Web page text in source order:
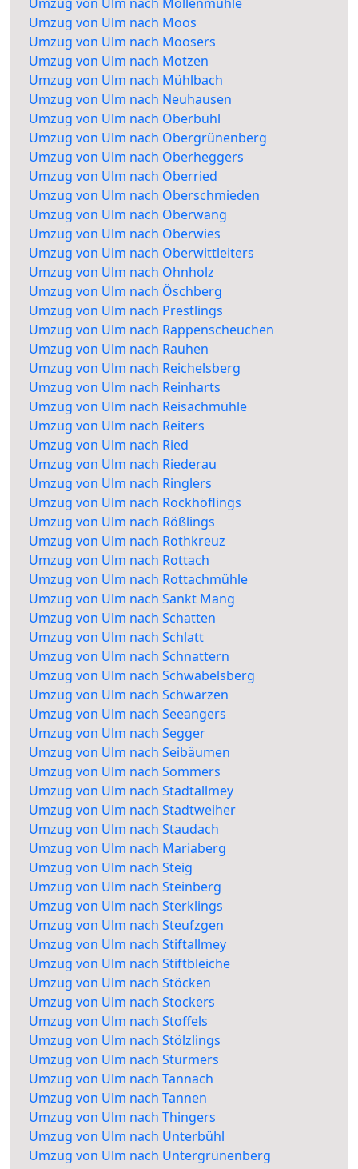
Umzug von Ulm nach Moos
Umzug von Ulm nach Moosers
Umzug von Ulm nach Motzen
Umzug von Ulm nach Mühlbach
Umzug von Ulm nach Neuhausen
Umzug von Ulm nach Oberbühl
Umzug von Ulm nach Obergrünenberg
Umzug von Ulm nach Oberheggers
Umzug von Ulm nach Oberried
Umzug von Ulm nach Oberschmieden
Umzug von Ulm nach Oberwang
Umzug von Ulm nach Oberwies
Umzug von Ulm nach Oberwittleiters
Umzug von Ulm nach Ohnholz
Umzug von Ulm nach Öschberg
Umzug von Ulm nach Prestlings
Umzug von Ulm nach Rappenscheuchen
Umzug von Ulm nach Rauhen
Umzug von Ulm nach Reichelsberg
Umzug von Ulm nach Reinharts
Umzug von Ulm nach Reisachmühle
Umzug von Ulm nach Reiters
Umzug von Ulm nach Ried
Umzug von Ulm nach Riederau
Umzug von Ulm nach Ringlers
Umzug von Ulm nach Rockhöflings
Umzug von Ulm nach Rößlings
Umzug von Ulm nach Rothkreuz
Umzug von Ulm nach Rottach
Umzug von Ulm nach Rottachmühle
Umzug von Ulm nach Sankt Mang
Umzug von Ulm nach Schatten
Umzug von Ulm nach Schlatt
Umzug von Ulm nach Schnattern
Umzug von Ulm nach Schwabelsberg
Umzug von Ulm nach Schwarzen
Umzug von Ulm nach Seeangers
Umzug von Ulm nach Segger
Umzug von Ulm nach Seibäumen
Umzug von Ulm nach Sommers
Umzug von Ulm nach Stadtallmey
Umzug von Ulm nach Stadtweiher
Umzug von Ulm nach Staudach
Umzug von Ulm nach Mariaberg
Umzug von Ulm nach Steig
Umzug von Ulm nach Steinberg
Umzug von Ulm nach Sterklings
Umzug von Ulm nach Steufzgen
Umzug von Ulm nach Stiftallmey
Umzug von Ulm nach Stiftbleiche
Umzug von Ulm nach Stöcken
Umzug von Ulm nach Stockers
Umzug von Ulm nach Stoffels
Umzug von Ulm nach Stölzlings
Umzug von Ulm nach Stürmers
Umzug von Ulm nach Tannach
Umzug von Ulm nach Tannen
Umzug von Ulm nach Thingers
Umzug von Ulm nach Unterbühl
Umzug von Ulm nach Untergrünenberg